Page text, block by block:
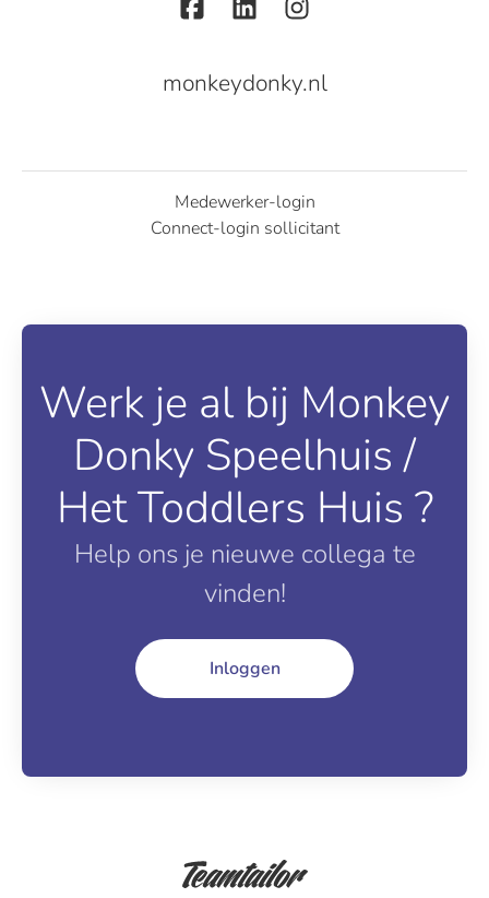
monkeydonky.nl
Medewerker-login
Connect-login sollicitant
Werk je al bij Monkey
Donky Speelhuis /
Het Toddlers Huis ?
Help ons je nieuwe collega te
vinden!
Inloggen